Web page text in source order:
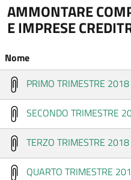
AMMONTARE
E IMPRESE
Nome
PRIMO TRIMESTRE 2018
SECONDO TRIMESTRE
TERZO TRIMESTRE 2018
QUARTO TRIMESTRE